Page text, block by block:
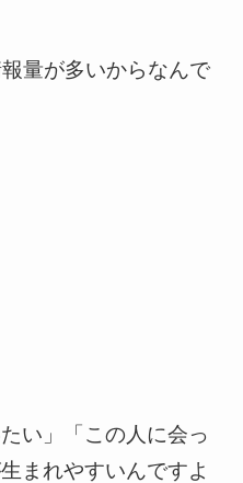
量が多いからなんで
い」「この人に会っ
まれやすいんですよ